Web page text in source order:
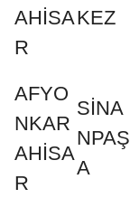
AHİSA
R
KEZ
AFYO
NKAR
AHİSA
R
SİNA
NPAŞ
A